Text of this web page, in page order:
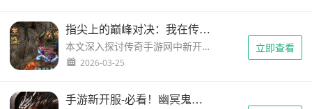
指尖上的巅峰对决：我在传奇手游网见证技能的艺术
本文深入探讨传奇手游网中新开服里的战斗艺术。通过生动的技能比拼细节，带您感受热血沸腾的对抗乐趣，体验真正的策略与操作。...
2026-03-25
立即查看
手游新开服-必看！幽冥鬼王隐藏任务刷新时间详解